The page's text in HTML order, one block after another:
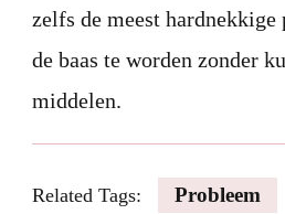
zelfs de meest
de baas te worden zonder
middelen.
Related Tags: Probleem